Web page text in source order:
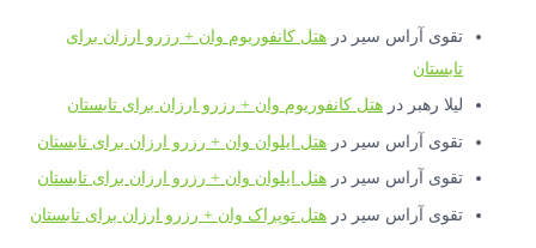
تقوی آراس سیر درهتل کانفوریوم وان + رزرو ارزان برای
تابستان
لیلا رهبر درهتل کانفوریوم وان + رزرو ارزان برای تابستان
تقوی آراس سیر درهتل ایلوان وان + رزرو ارزان برای تابستان
تقوی آراس سیر درهتل ایلوان وان + رزرو ارزان برای تابستان
تقوی آراس سیر درهتل توپراک وان + رزرو ارزان برای تابستان